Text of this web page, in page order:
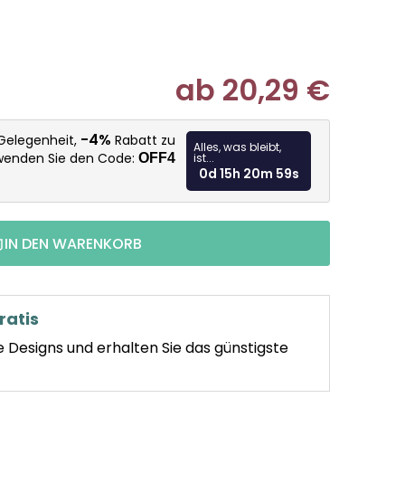
ab 20,29 €
-4% Rabatt zu
Sie den Code: OFF4
Alles, was bleibt,
ist...
0d 15h 20m 58s
IN DEN WARENKORB
Designs und erhalten Sie das günstigste